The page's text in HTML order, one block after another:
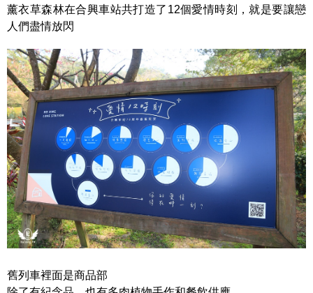
薰衣草森林在合興車站共打造了12個愛情時刻，就是要讓戀
人們盡情放閃
舊列車裡面是商品部